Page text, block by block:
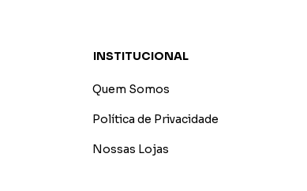
INSTITUCIONAL
Quem Somos
Política de Privacidade
Nossas Lojas